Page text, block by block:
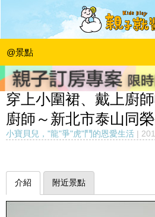
@景點
穿上小圍裙、戴上廚
廚師～新北市泰山同
小寶貝兒，"龍"爭"虎"鬥的恩愛生活
介紹 附近景點